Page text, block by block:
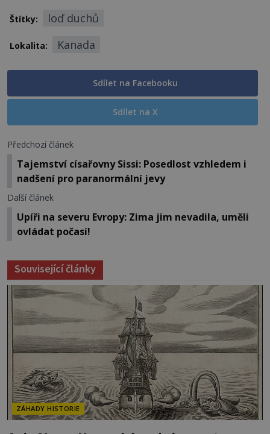
Štítky: loď duchů
Lokalita: Kanada
Sdílet na Facebooku
Sdílet na X
Předchozí článek
Tajemství císařovny Sissi: Posedlost vzhledem i
nadšení pro paranormální jevy
Další článek
Upíři na severu Evropy: Zima jim nevadila, uměli
ovládat počasí!
Související články
ZÁHADY HISTORIE